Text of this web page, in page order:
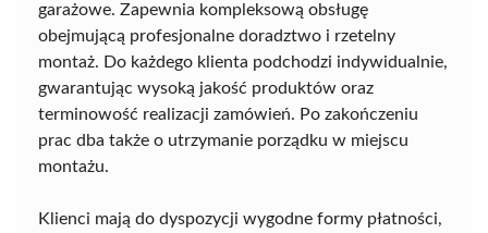
garażowe. Zapewnia kompleksową obsługę
obejmującą profesjonalne doradztwo i rzetelny
montaż. Do każdego klienta podchodzi indywidualnie,
gwarantując wysoką jakość produktów oraz
terminowość realizacji zamówień. Po zakończeniu
prac dba także o utrzymanie porządku w miejscu
montażu.
Klienci mają do dyspozycji wygodne formy płatności,